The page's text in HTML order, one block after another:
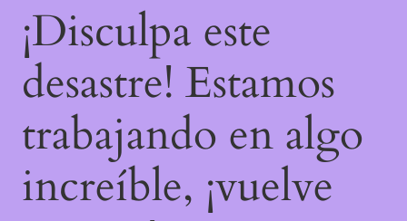
¡Disculpa este
desastre! Estamos
trabajando en algo
increíble, ¡vuelve